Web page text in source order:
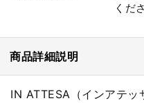
くだ
商品詳細説明
IN ATTESA（インアテ